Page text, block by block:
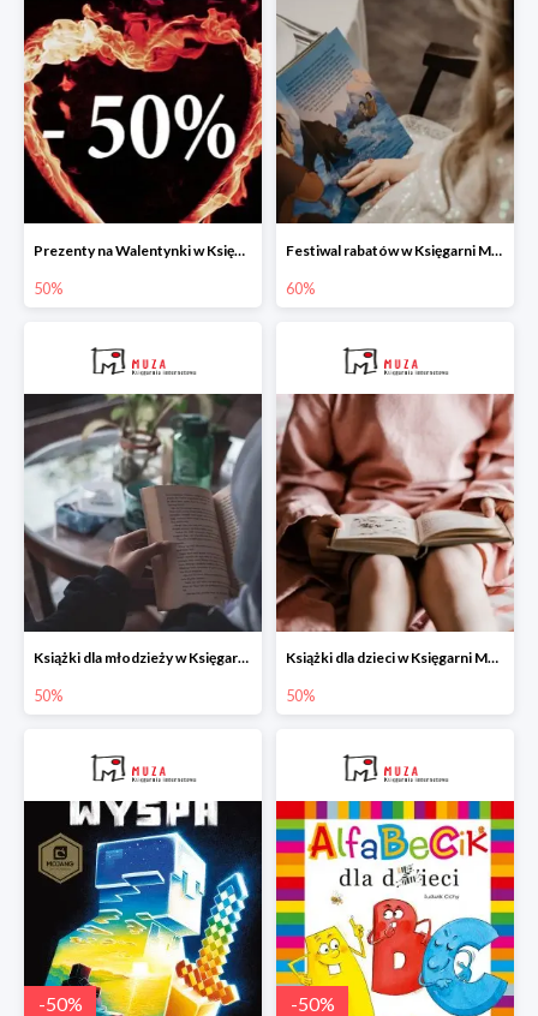
Prezenty na Walentynki w Księgarni Muza do -50%
50%
Festiwal rabatów w Księgarni Muza do -60%
60%
Książki dla młodzieży w Księgarni Muza -50%
50%
Książki dla dzieci w Księgarni Muza -50%
50%
-50% -50%